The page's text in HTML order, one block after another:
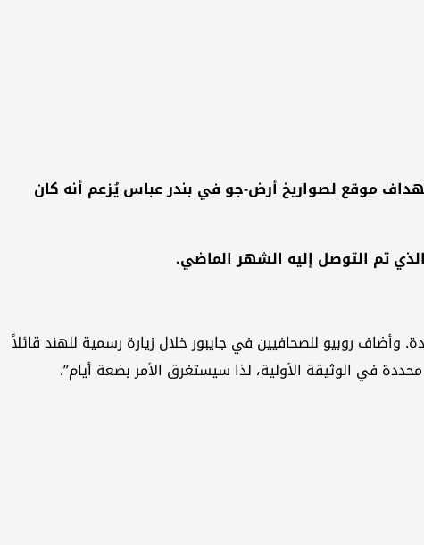
موقع لصواريخ أرض-جو في بندر عباس يُزعم أنه كان
تم التوصل إليه الشهر الماضي.
وأضاف روبيو للصحافيين في جايبور خلال زيارة رسمية للهند قائلاً
في الوثيقة الأولية، لذا سيستغرق الأمر بضعة أيام”.